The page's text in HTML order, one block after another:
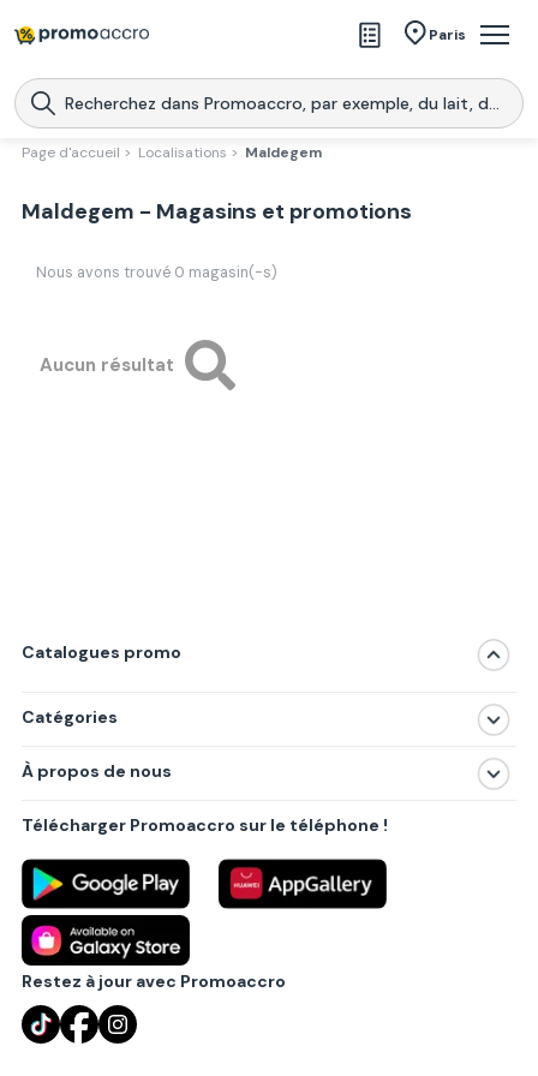
Paris
Magasins
Produits
Promoaccro
l'application
Page d'accueil > Localisations > Maldegem
Maldegem - Magasins et promotions
Nous avons trouvé 0 magasin(-s)
Aucun résultat
Catalogues promo
Catégories
Produits
Villes principales
À propos de nous
Politique de confidentialité
Règlements
Partenariat B2B
Blog
Contact
Télécharger Promoaccro sur le téléphone !
Restez à jour avec Promoaccro